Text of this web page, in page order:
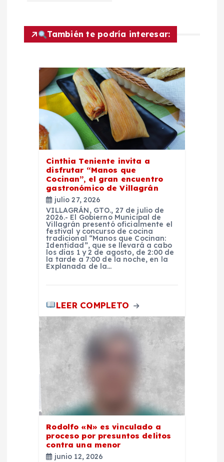
También te podría interesar:
Cinthia Teniente invita a
disfrutar “Manos que
Cocinan”, el gran encuentro
gastronómico de Villagrán
julio 27, 2026
VILLAGRÁN, GTO., 27 de julio de
2026.- El Gobierno Municipal de
Villagrán presentó oficialmente el
festival y concurso de cocina
tradicional “Manos que Cocinan:
Identidad”, que se llevará a cabo
los días 1 y 2 de agosto, de 2:00 de
la tarde a 7:00 de la noche, en la
Explanada de la…
LEER COMPLETO
Rodolfo «N» es vinculado a
proceso por presuntos delitos
contra una menor
junio 12, 2026